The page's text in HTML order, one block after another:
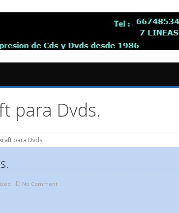
para Dvds.
para Dvds.
No Comment